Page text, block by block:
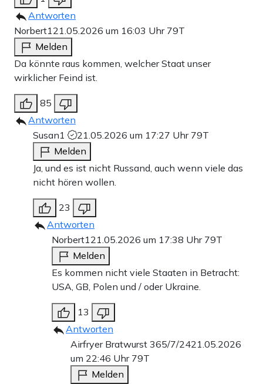
Antworten
Norbert121.05.2026 um 16:03 Uhr 79T
Melden
Da könnte raus kommen, welcher Staat unser
wirklicher Feind ist.
85
Antworten
Susan1
21.05.2026 um 17:27 Uhr 79T
Melden
Ja, und es ist nicht Russand, auch wenn viele das
nicht hören wollen.
23
Antworten
Norbert121.05.2026 um 17:38 Uhr 79T
Melden
Es kommen nicht viele Staaten in Betracht:
USA, GB, Polen und / oder Ukraine.
13
Antworten
Airfryer Bratwurst 365/7/2421.05.2026
um 22:46 Uhr 79T
Melden